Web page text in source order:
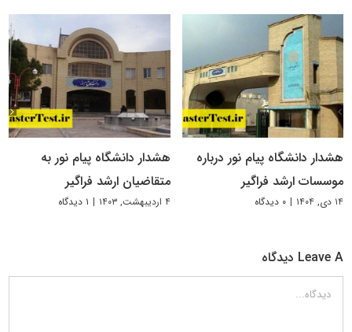
هشدار دانشگاه پیام نور درباره
موسسات ارشد فراگیر
۱۴ دی, ۱۴۰۴ | ۰ دیدگاه
هشدار دانشگاه پیام نور به
متقاضیان ارشد فراگیر
۴ اردیبهشت, ۱۴۰۳ | ۱ دیدگاه
Leave A دیدگاه
دیدگاه